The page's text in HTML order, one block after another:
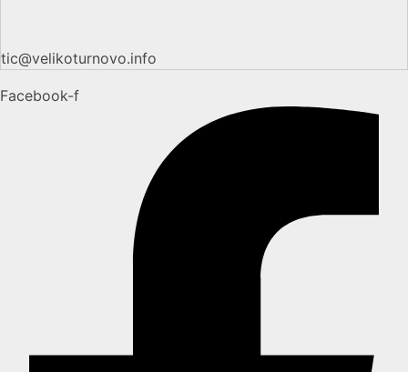
tic@velikoturnovo.info
Facebook-f